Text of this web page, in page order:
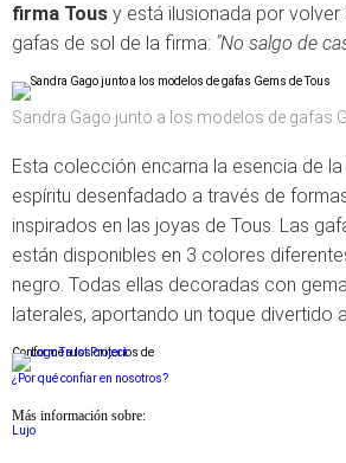
firma Tous y está ilusionada por volver
gafas de sol de la firma: "No salgo de
Sandra Gago junto a los modelos de gafas
Esta colección encarna la esencia de
espíritu desenfadado a través de
inspirados en las joyas de Tous. Las
están disponibles en 3 colores
negro. Todas ellas decoradas con
laterales, aportando un toque divertido
Conforme a los criterios de
¿Por qué confiar en nosotros?
Más información sobre:
Lujo